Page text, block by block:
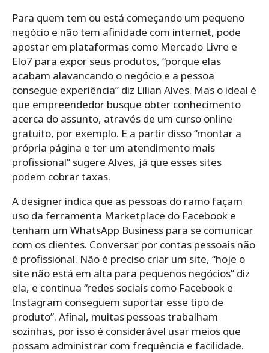
Para quem tem ou está começando um pequeno
negócio e não tem afinidade com internet, pode
apostar em plataformas como Mercado Livre e
Elo7 para expor seus produtos, “porque elas
acabam alavancando o negócio e a pessoa
consegue experiência” diz Lilian Alves. Mas o ideal é
que empreendedor busque obter conhecimento
acerca do assunto, através de um curso online
gratuito, por exemplo. E a partir disso “montar a
própria página e ter um atendimento mais
profissional” sugere Alves, já que esses sites
podem cobrar taxas.
A designer indica que as pessoas do ramo façam
uso da ferramenta Marketplace do Facebook e
tenham um WhatsApp Business para se comunicar
com os clientes. Conversar por contas pessoais não
é profissional. Não é preciso criar um site, “hoje o
site não está em alta para pequenos negócios” diz
ela, e continua “redes sociais como Facebook e
Instagram conseguem suportar esse tipo de
produto”. Afinal, muitas pessoas trabalham
sozinhas, por isso é considerável usar meios que
possam administrar com frequência e facilidade.